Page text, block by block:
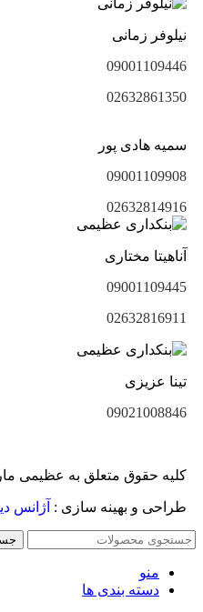
نیلوفر زمانی
09001109446
02632861350
سمیه هادی پور
09001109908
02632814916
آناهیتا مختاری
09001109445
02632816911
تینا عزیزی
09021008846
کلیه حقوق متعلق به عظیمی
طراحی و بهینه سازی : آژانس
منو
دسته بندی ها